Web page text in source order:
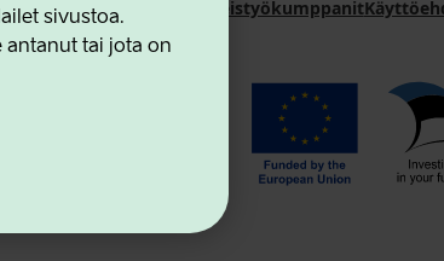
sivustoa.
antanut tai jota on
AgencyYhteystiedot Yhteistyökumppanit